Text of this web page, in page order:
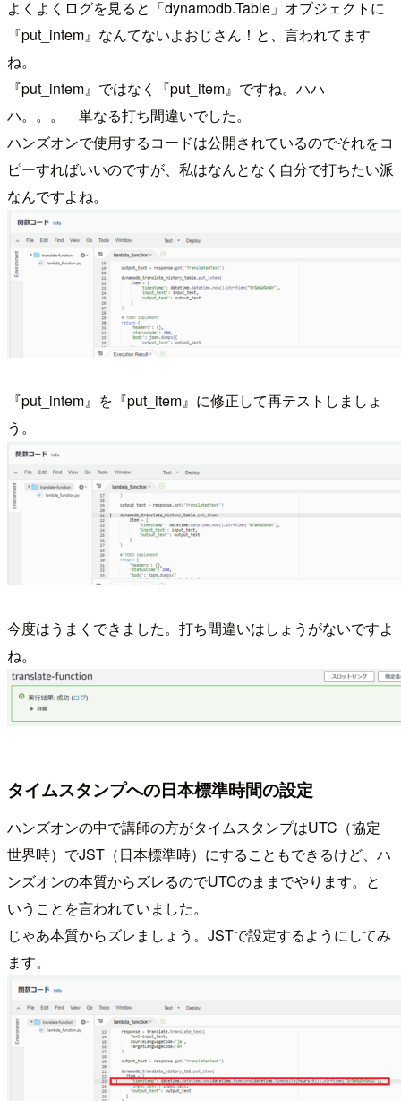
よくよくログを見ると「dynamodb.Table」オブジェクトに
『put_intem』なんてないよおじさん！と、言われてます
ね。
『put_intem』ではなく『put_item』ですね。ハハ
ハ。。。 単なる打ち間違いでした。
ハンズオンで使用するコードは公開されているのでそれをコ
ピーすればいいのですが、私はなんとなく自分で打ちたい派
なんですよね。
『put_intem』を『put_item』に修正して再テストしましょ
う。
今度はうまくできました。打ち間違いはしょうがないですよ
ね。
タイムスタンプへの日本標準時間の設定
ハンズオンの中で講師の方がタイムスタンプはUTC（協定
世界時）でJST（日本標準時）にすることもできるけど、ハ
ンズオンの本質からズレるのでUTCのままでやります。と
いうことを言われていました。
じゃあ本質からズレましょう。JSTで設定するようにしてみ
ます。